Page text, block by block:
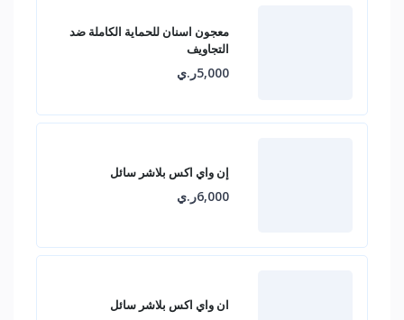
معجون اسنان للحماية الكاملة ضد
التجاويف
5,000ر.ي
إن واي اكس بلاشر سائل
6,000ر.ي
ان واي اكس بلاشر سائل